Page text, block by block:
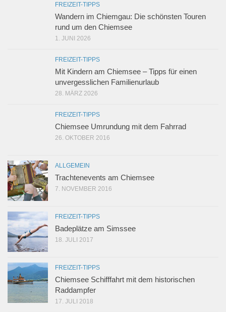
FREIZEIT-TIPPS
Wandern im Chiemgau: Die schönsten Touren
rund um den Chiemsee
1. JUNI 2026
FREIZEIT-TIPPS
Mit Kindern am Chiemsee – Tipps für einen
unvergesslichen Familienurlaub
28. MÄRZ 2026
FREIZEIT-TIPPS
Chiemsee Umrundung mit dem Fahrrad
26. OKTOBER 2016
ALLGEMEIN
Trachtenevents am Chiemsee
7. NOVEMBER 2016
FREIZEIT-TIPPS
Badeplätze am Simssee
18. JULI 2017
FREIZEIT-TIPPS
Chiemsee Schifffahrt mit dem historischen
Raddampfer
17. JULI 2018